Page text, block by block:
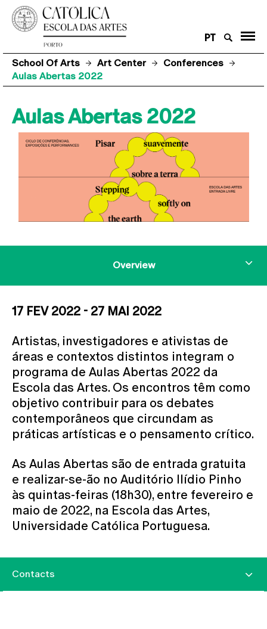
PT
School Of Arts Art Center
Conferences
Aulas Abertas 2022
Aulas Abertas 2022
Overview
17 FEV 2022 - 27 MAI 2022
Artistas, investigadores e ativistas de
áreas e contextos distintos integram o
programa de Aulas Abertas 2022 da
Escola das Artes. Os encontros têm como
objetivo contribuir para os debates
contemporâneos que circundam as
práticas artísticas e o pensamento crítico.
As Aulas Abertas são de entrada gratuita
e realizar-se-ão no Auditório Ilídio Pinho
às quintas-feiras (18h30), entre fevereiro e
maio de 2022, na Escola das Artes,
Universidade Católica Portuguesa.
Contacts